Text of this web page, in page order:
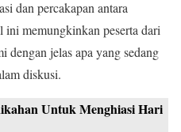
dan percakapan antara
ini memungkinkan peserta dari
dengan jelas apa yang sedang
diskusi.
Untuk Menghiasi Hari